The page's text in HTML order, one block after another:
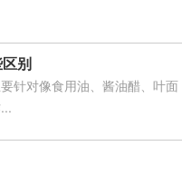
别
针对像食用油、酱油醋、叶面